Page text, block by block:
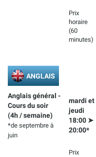
Prix
horaire
(60
minutes)
ANGLAIS
Anglais général -
Cours du soir
(4h / semaine)
*de septembre à
juin
mardi et
jeudi
18:00 ➤
20:00*
Prix